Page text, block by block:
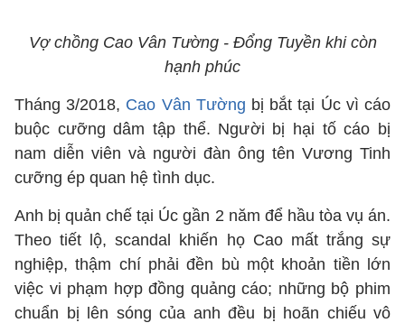
Vợ chồng Cao Vân Tường - Đổng Tuyền khi còn
hạnh phúc
Tháng 3/2018, Cao Vân Tường bị bắt tại Úc vì cáo
buộc cưỡng dâm tập thể. Người bị hại tố cáo bị
nam diễn viên và người đàn ông tên Vương Tinh
cưỡng ép quan hệ tình dục.
Anh bị quản chế tại Úc gần 2 năm để hầu tòa vụ án.
Theo tiết lộ, scandal khiến họ Cao mất trắng sự
nghiệp, thậm chí phải đền bù một khoản tiền lớn
việc vi phạm hợp đồng quảng cáo; những bộ phim
chuẩn bị lên sóng của anh đều bị hoãn chiếu vô